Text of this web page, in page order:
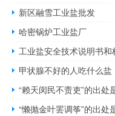
新区融雪工业盐批发
哈密锅炉工业盐厂
工业盐安全技术说明书和
甲状腺不好的人吃什么盐
“赖天闵民不责吏”的出处
“懒抛金叶罢调筝”的出处